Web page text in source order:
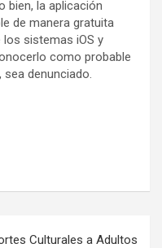
bien, la aplicación
de manera gratuita
sistemas iOS y
como probable
denunciado.
Culturales a Adultos